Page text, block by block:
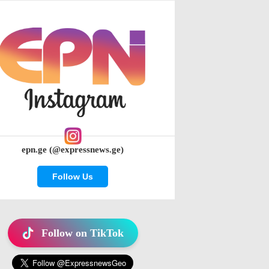
epn.ge (@expressnews.ge)
Follow Us
Follow on TikTok